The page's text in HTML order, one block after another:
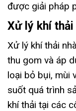
được giải pháp
Xử lý khí thải
Xử lý khí thải
thu gom và áp
loại bỏ bụi, mùi
suốt quá trình
khí thải tại các